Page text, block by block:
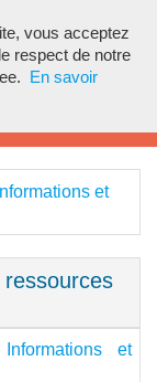
et
et
vous acceptez
respect de notre
En savoir